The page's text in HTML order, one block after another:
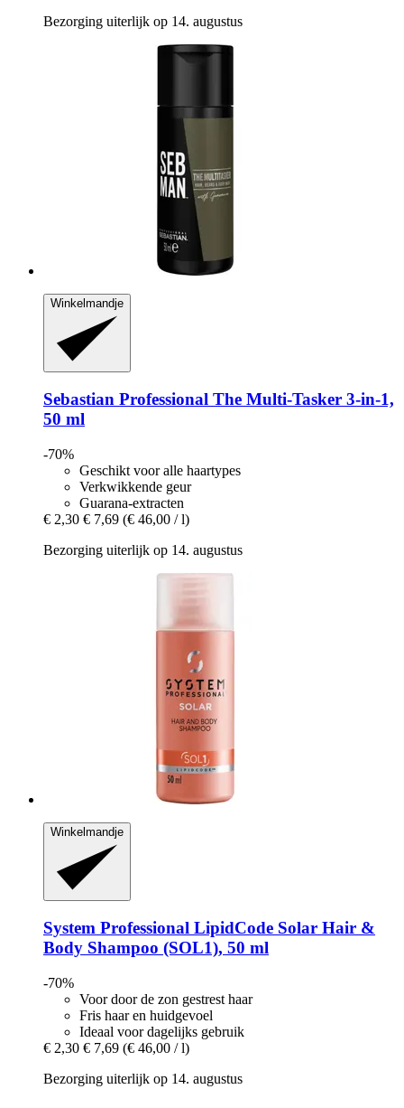
Bezorging uiterlijk op 14. augustus
Winkelmandje
Sebastian Professional The Multi-​Tasker 3-​in-​1,
50 ml
-70%
Geschikt voor alle haartypes
Verkwikkende geur
Guarana-extracten
€ 2,30 € 7,69 (€ 46,00 / l)
Bezorging uiterlijk op 14. augustus
Winkelmandje
System Professional LipidCode Solar Hair &
Body Shampoo (SOL1), 50 ml
-70%
Voor door de zon gestrest haar
Fris haar en huidgevoel
Ideaal voor dagelijks gebruik
€ 2,30 € 7,69 (€ 46,00 / l)
Bezorging uiterlijk op 14. augustus